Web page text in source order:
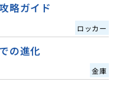
略ガイド
ロッカー
の進化
金庫